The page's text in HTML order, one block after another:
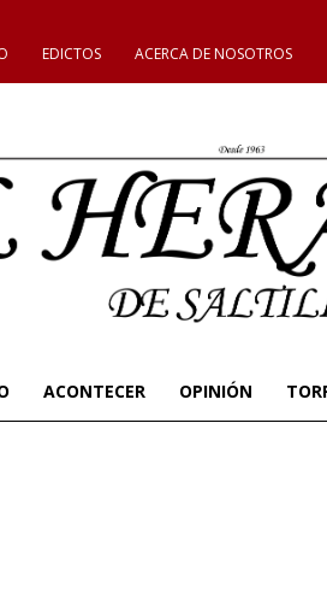
EDICTOS ACERCA DE NOSOTROS
ACONTECER OPINIÓN